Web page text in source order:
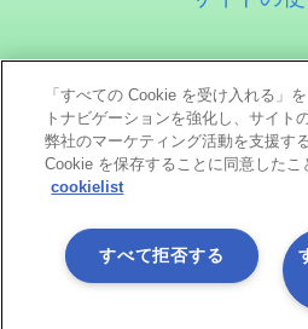
アステリア
ソーシャル
「すべての Cookie を受け入れる」
トナビゲーションを強化し、サイト
弊社のマーケティング活動を支援す
Cookie を保存することに同意したこ
cookielist
すべて拒否する